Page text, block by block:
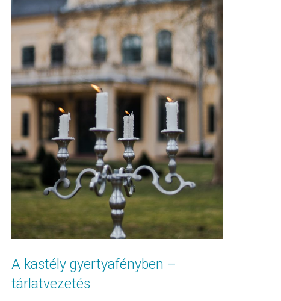
A kastély gyertyafényben –
tárlatvezetés